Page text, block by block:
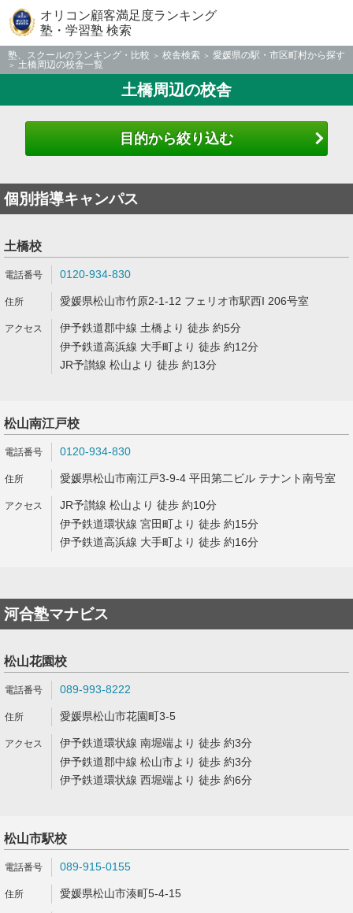
オリコン顧客満足度ランキング
塾・学習塾 検索
塾、スクールのランキング・比較 校舎検索
愛媛県の駅・市区町村から探す
土橋周辺の校舎一覧
土橋周辺の校舎
目的から絞り込む
個別指導キャンパス
土橋校
0120-934-830
愛媛県松山市竹原2-1-12 フェリオ市駅西I 206号室
伊予鉄道郡中線 土橋より 徒歩 約5分
伊予鉄道高浜線 大手町より 徒歩 約12分
JR予讃線 松山より 徒歩 約13分
松山南江戸校
0120-934-830
愛媛県松山市南江戸3-9-4 平田第二ビル テナント南号室
JR予讃線 松山より 徒歩 約10分
伊予鉄道環状線 宮田町より 徒歩 約15分
伊予鉄道高浜線 大手町より 徒歩 約16分
河合塾マナビス
松山花園校
089-993-8222
愛媛県松山市花園町3-5
伊予鉄道環状線 南堀端より 徒歩 約3分
伊予鉄道郡中線 松山市より 徒歩 約3分
伊予鉄道環状線 西堀端より 徒歩 約6分
松山市駅校
089-915-0155
愛媛県松山市湊町5-4-15